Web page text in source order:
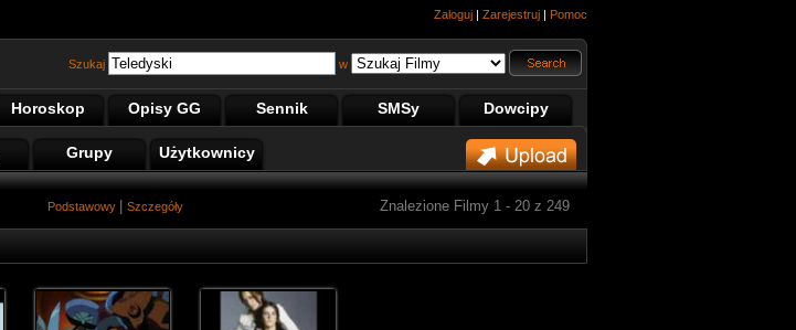
Zaloguj | Zarejestruj | Pomoc
Szukaj w
Horoskop Opisy GG Sennik SMSy Dowcipy
Grupy Użytkownicy
Znalezione Filmy 1 - 20 z 249
Podstawowy Szczegóły